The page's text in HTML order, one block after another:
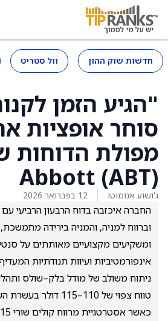
חדשות שוק ההון וול סטריט
"הגיע הזמן
סוחר אופציות
מפולת הדוחות
Abbott (ABT)
ג'ושוע אנומוטו 12 בפברואר 2026
החברה איכזבה בדוח הרבעון הרביעי
וברווח למניה, והמניה בירידה מתמשכת,
ומשקיעים מקצועיים מאותתים על
אינפורמטיביות ועיוות תנודתיות
ניתוח משולב של מודל בלק–שולס
טווח צפוי של 110–115